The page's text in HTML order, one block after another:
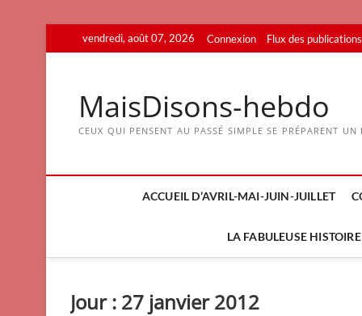
to
vendredi, août 07, 2026 Connexion Flux des publications
MaisDisons-hebdo
CEUX QUI PENSENT AU PASSÉ SIMPLE SE PRÉPARENT
ACCUEIL D’AVRIL-MAI-JUIN-JUILLET
LA FABULEUSE
Jour : 27 janvier 2012